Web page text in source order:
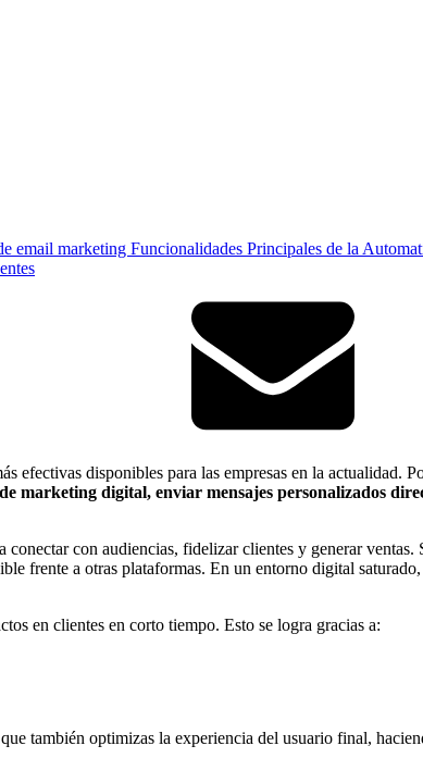
email marketing Funcionalidades Principales de la
efectivas disponibles para las empresas en la actualidad.
marketing digital, enviar mensajes personalizados
con audiencias, fidelizar clientes y generar
frente a otras plataformas. En un entorno digital
en clientes en corto tiempo. Esto se logra gracias a:
también optimizas la experiencia del usuario final,